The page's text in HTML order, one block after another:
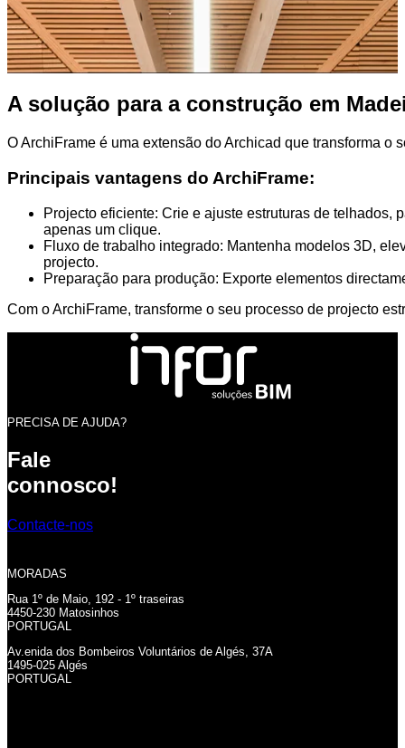
A solução para a construção em
O ArchiFrame é uma extensão do Archicad que transforma
Principais vantagens do ArchiFrame:
Projecto eficiente: Crie e ajuste estruturas de telhados,
apenas um clique.
Fluxo de trabalho integrado: Mantenha modelos 3D,
projecto.
Preparação para produção: Exporte elementos
Com o ArchiFrame, transforme o seu processo de projecto
PRECISA DE AJUDA?
Fale
connosco!
Contacte-nos
MORADAS
Rua 1º de Maio, 192 - 1º traseiras
4450-230 Matosinhos
PORTUGAL
Av.enida dos Bombeiros Voluntários de Algés, 37A
1495-025 Algés
PORTUGAL